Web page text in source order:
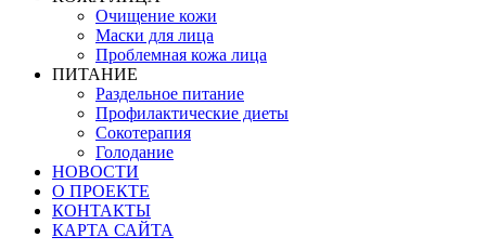
Очищение кожи
Маски для лица
Проблемная кожа лица
ПИТАНИЕ
Раздельное питание
Профилактические диеты
Сокотерапия
Голодание
НОВОСТИ
О ПРОЕКТЕ
КОНТАКТЫ
КАРТА САЙТА